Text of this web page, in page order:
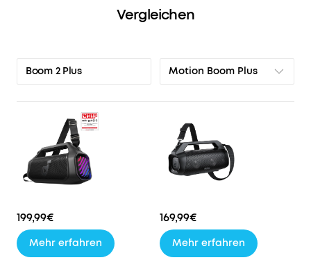
neuen
verbindest
mehrere
Lautsprecher
und
jeden
Raum
mit
deinem
Vergleichen
Boom 2 Plus Motion Boom Plus
199,99€ 169,99€
Mehr erfahren Mehr erfahren